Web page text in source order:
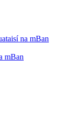
na mBan
mBan